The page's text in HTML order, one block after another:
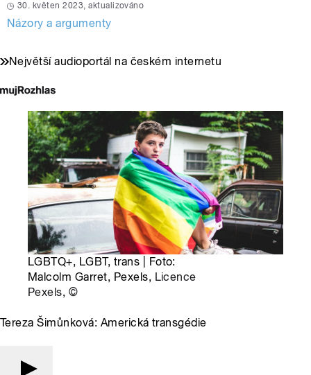
30. květen 2023, aktualizováno
Názory a argumenty
Největší audioportál na českém internetu
LGBTQ+, LGBT, trans | Foto:
Malcolm Garret, Pexels, Licence
Pexels, ©
Tereza Šimůnková: Americká transgédie